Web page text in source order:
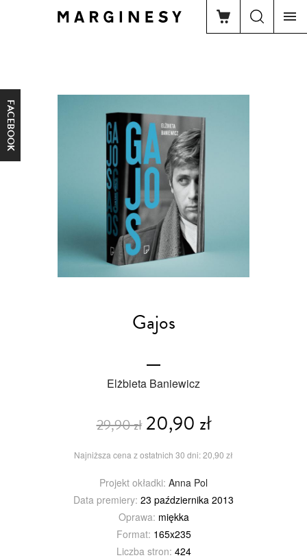
FACEBOOK
Gajos
Elżbieta Baniewicz
29,90 zł20,90 zł
Najniższa cena z ostatnich 30 dni: 20,90 zł
Projekt okładki: Anna Pol
Data premiery: 23 października 2013
Oprawa: miękka
Format: 165x235
Liczba stron: 424